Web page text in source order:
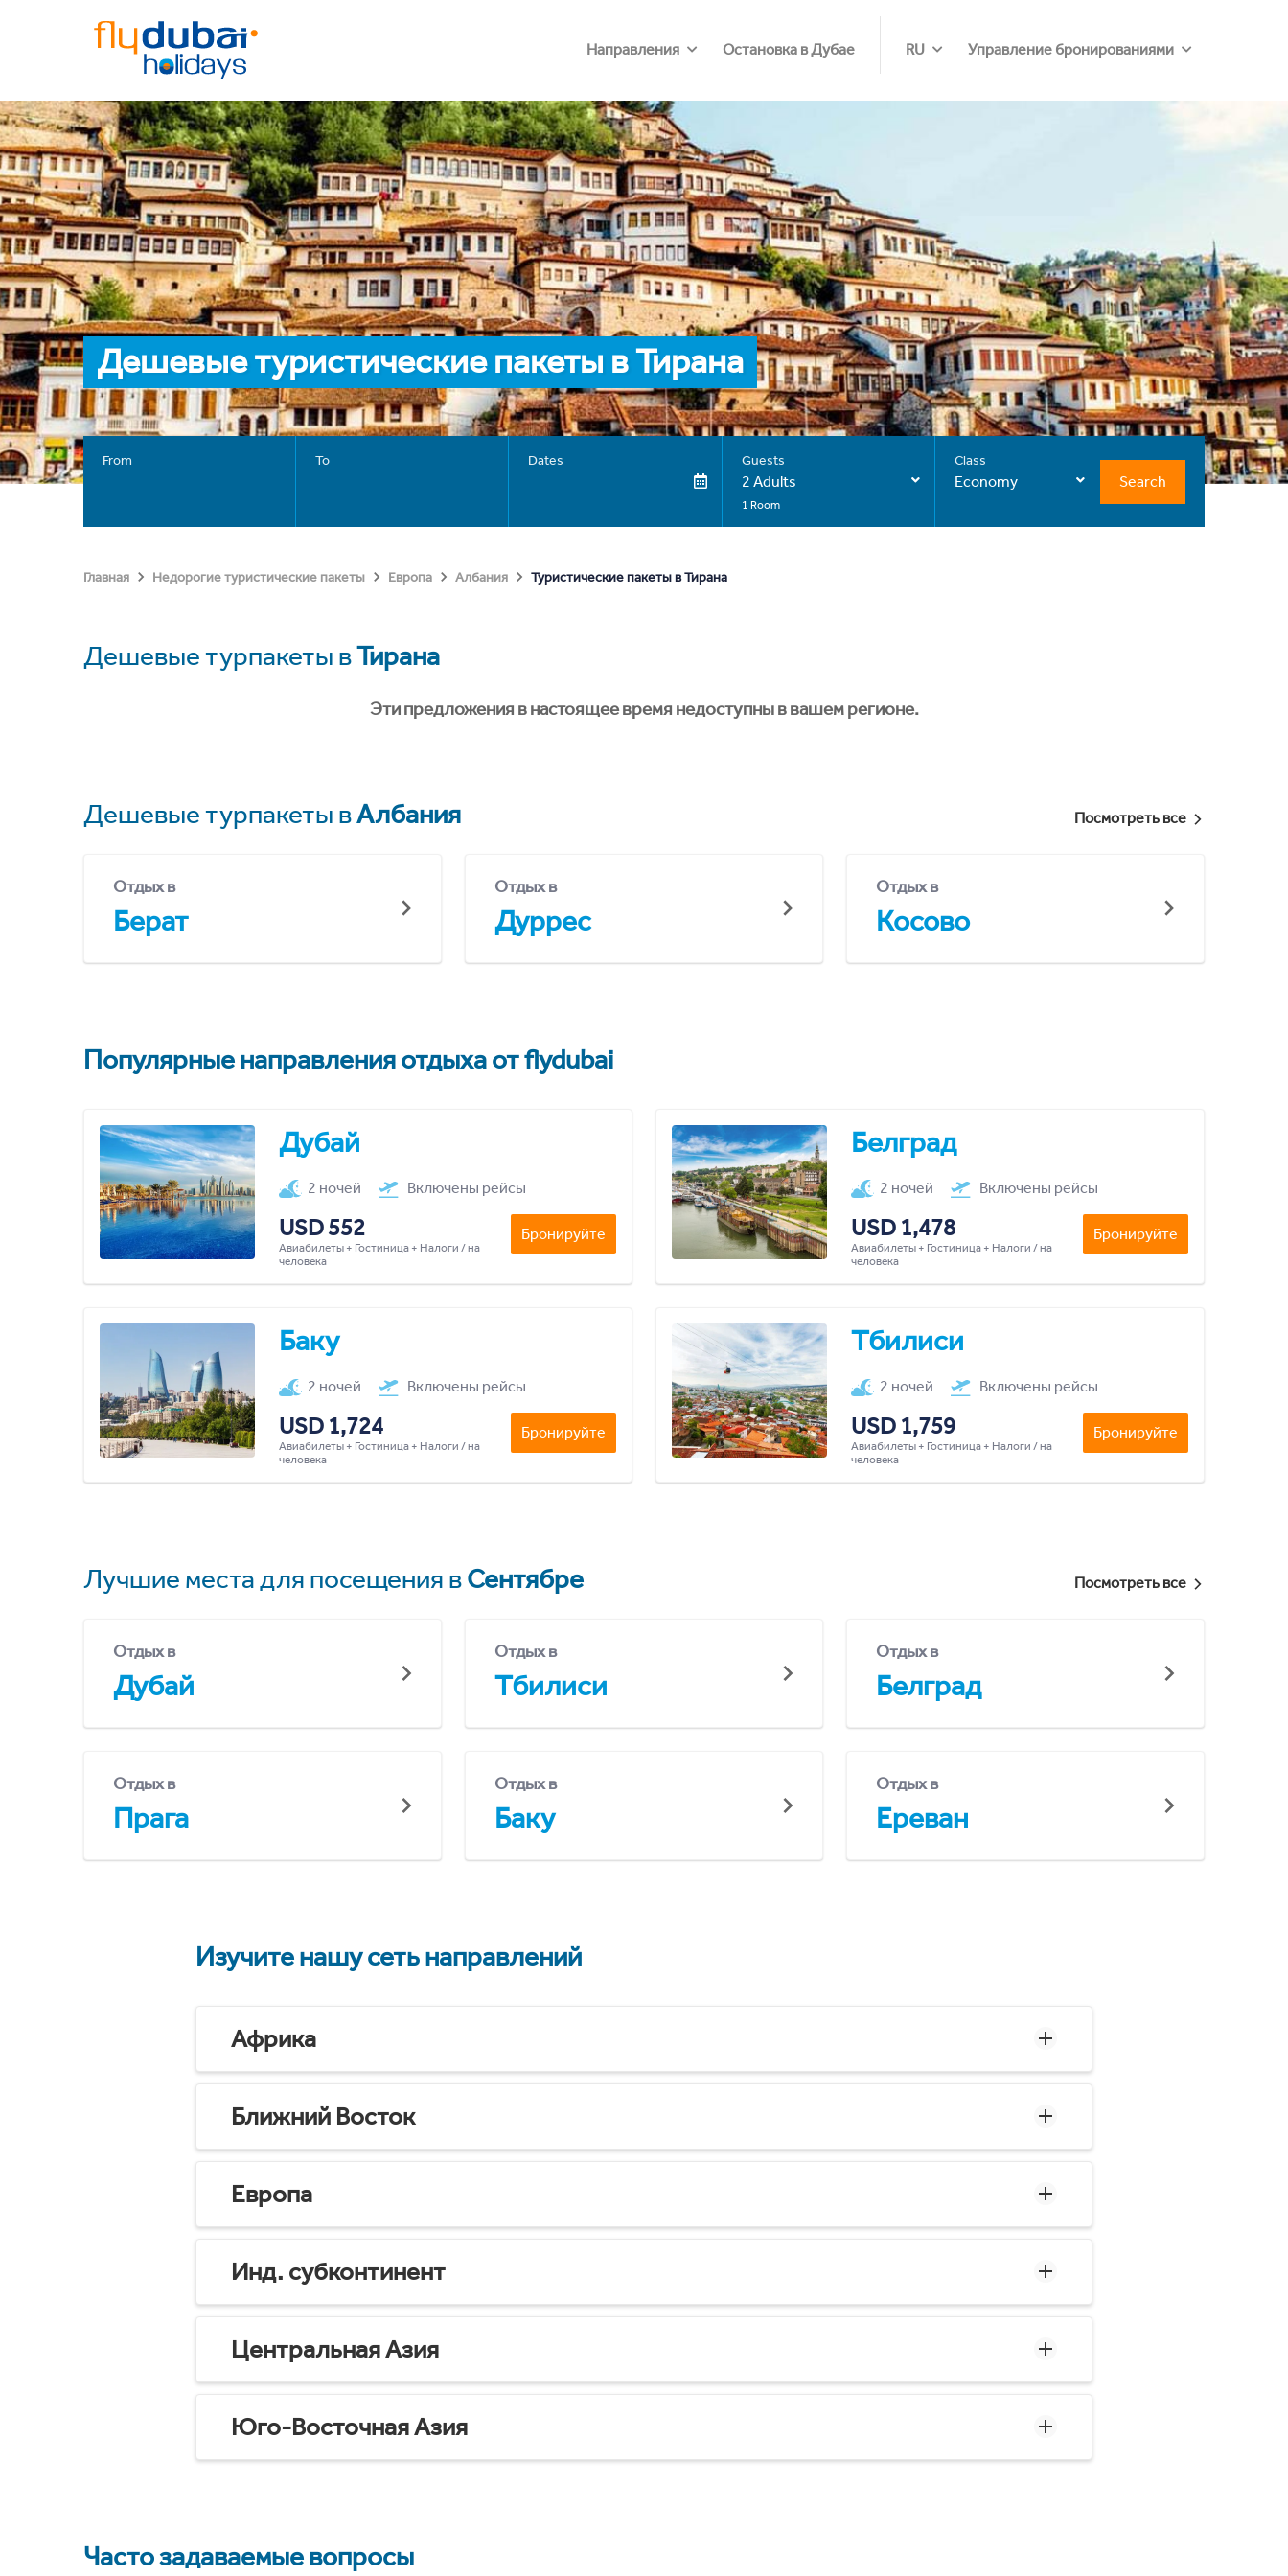
Направления Остановка в Дубае RU Управление бронированиями
Дешевые туристические пакеты в Тирана
From To Dates Guests
2 Adults
1 Room
Class
Economy Search
Главная Недорогие туристические пакеты Европа Албания Туристические пакеты в Тирана
Дешевые турпакеты вТирана
Эти предложения в настоящее время недоступны в вашем регионе.
Дешевые турпакеты вАлбания Посмотреть все
Отдых в
Берат
Отдых в
Дуррес
Отдых в
Косово
Популярные направления отдыха от flydubai
Дубай
2 ночей Включены рейсы
USD 552
Авиабилеты + Гостиница + Налоги / на
человека
Бронируйте
Белград
2 ночей Включены рейсы
USD 1,478
Авиабилеты + Гостиница + Налоги / на
человека
Бронируйте
Баку
2 ночей Включены рейсы
USD 1,724
Авиабилеты + Гостиница + Налоги / на
человека
Бронируйте
Тбилиси
2 ночей Включены рейсы
USD 1,759
Авиабилеты + Гостиница + Налоги / на
человека
Бронируйте
Лучшие места для посещения вСентябре Посмотреть все
Отдых в
Дубай
Отдых в
Тбилиси
Отдых в
Белград
Отдых в
Прага
Отдых в
Баку
Отдых в
Ереван
Изучите нашу сеть направлений
Африка
Ближний Восток
Европа
Инд. субконтинент
Центральная Азия
Юго-Восточная Азия
Часто задаваемые вопросы